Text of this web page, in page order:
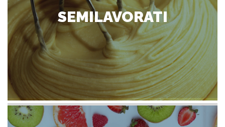
SEMILAVORATI